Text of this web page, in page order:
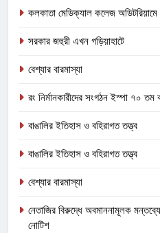
কলকাতা মেডিক্যাল কলেজ অডিটরিয়ামে
সরকার জহুরী এখন গড়িয়াহাটে
বেশ্যার বারমাস্যা
রং নির্মানকারীদের সংগঠন ইস্পা ৭০ তম
বাঙালির ইতিহাস ও বহিরাগত তত্ত্ব
বাঙালির ইতিহাস ও বহিরাগত তত্ত্ব
বেশ্যার বারমাস্যা
নেতাজির বিরুদ্ধে অবমাননামূলক
নোটিশ